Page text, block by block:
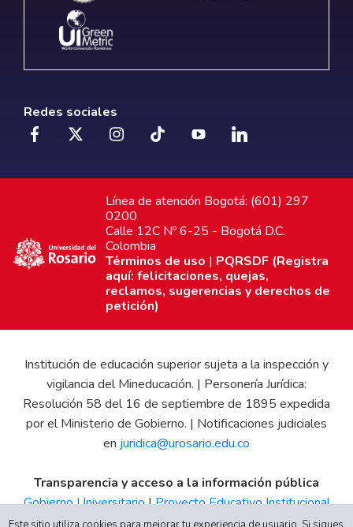
Redes sociales
Línea de atención Bogotá: (601) 297
0200
Calle 12C Nº 6-25 - Bogotá D.C.
Colombia
Términos de uso | PQRSDF (Registra
aquí: felicitaciones, quejas,
reclamos, sugerencias y derechos de
petición)
Institución de educación superior sujeta a la inspección y
vigilancia del Mineducación. | Personería Jurídica:
Resolución 58 del 16 de septiembre de 1895 expedida
por el Ministerio de Gobierno. | Notificaciones judiciales
en juridica@urosario.edu.co
Transparencia y acceso a la información pública
Gobierno Universitario|Proyecto Educativo Institucional
|Informe de Gestión|Boletín Estadístico|Régimen